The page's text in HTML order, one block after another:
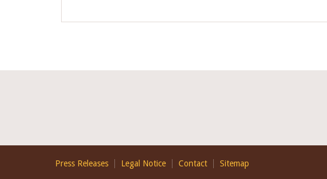
Footer
EN
Press Releases Legal Notice Contact Sitemap